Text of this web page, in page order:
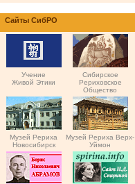
Сайты СибРО
Учение
Живой Этики
Сибирское
Рериховское
Общество
Музей Рериха
Новосибирск
Музей Рериха Верх-
Уймон